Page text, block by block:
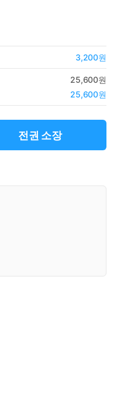
3,200원
25,600원
25,600원
전권 소장